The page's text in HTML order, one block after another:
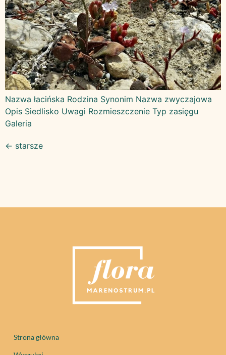
Nazwa łacińska Rodzina Synonim Nazwa zwyczajowa
Opis Siedlisko Uwagi Rozmieszczenie Typ zasięgu
Galeria
← starsze
Strona główna